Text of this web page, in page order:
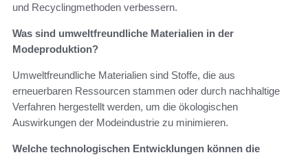
und Recyclingmethoden verbessern.
Was sind umweltfreundliche Materialien in der
Modeproduktion?
Umweltfreundliche Materialien sind Stoffe, die aus
erneuerbaren Ressourcen stammen oder durch nachhaltige
Verfahren hergestellt werden, um die ökologischen
Auswirkungen der Modeindustrie zu minimieren.
Welche technologischen Entwicklungen können die